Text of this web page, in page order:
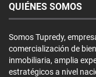
QUIÉNES SOMOS
Somos Tupredy,
comercialización de
inmobiliaria, amplia
estratégicos a nivel